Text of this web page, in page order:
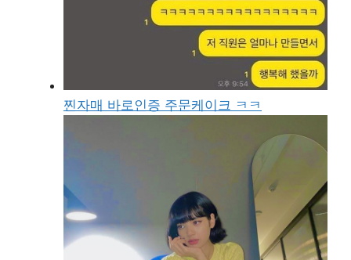
찐자매 바로인증 주문케이크 ㅋㅋ